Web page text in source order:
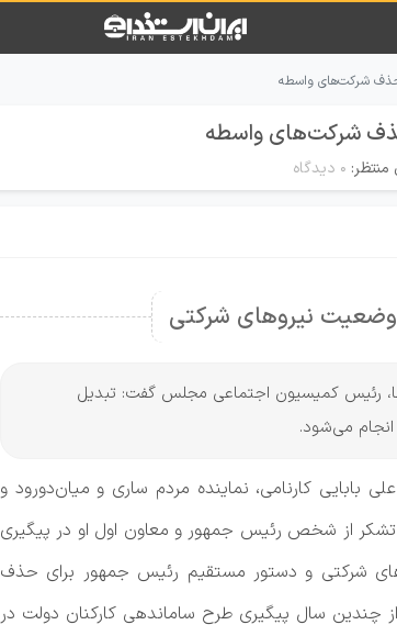
شرکت‌های واسطه
شرکت‌های واسطه
منتظر: ۰ دیدگاه
وضعیت نیروهای شرکتی
رئیس کمیسیون اجتماعی مجلس گفت: تبدیل
می‌شود.
بابایی کارنامی، نماینده مردم ساری و میان‌دورود و
از شخص رئیس جمهور و معاون اول او در پیگیری
شرکتی و دستور مستقیم رئیس جمهور برای حذف
چندین سال پیگیری طرح ساماندهی کارکنان دولت در